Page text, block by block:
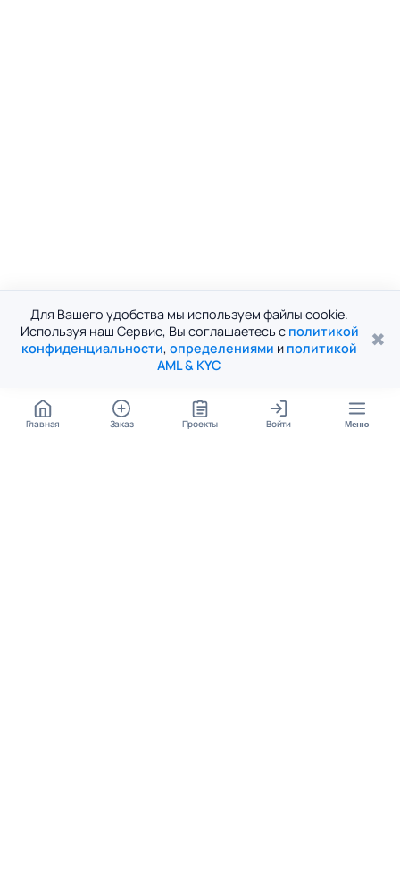
Для Вашего удобства мы используем файлы cookie.
Используя наш Сервис, Вы соглашаетесь с политикой
конфиденциальности, определениями и политикой
AML & KYC
✖
Главная Заказ Проекты Войти Меню